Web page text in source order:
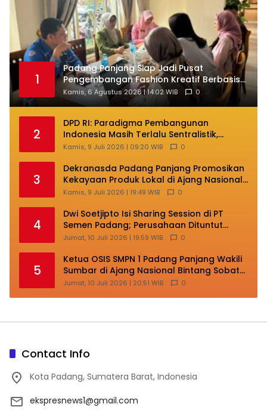
1
Padang Panjang Siap Jadi Pusat
Pengembangan Fashion Kreatif Berbasis
Budaya Lokal
Kamis, 6 Agustus 2026 | 14:02 WIB 0
2
DPD RI: Paradigma Pembangunan
Indonesia Masih Terlalu Sentralistik,
Daerah Kepulauan Kehilangan Ruang
Kamis, 9 Juli 2026 | 09:20 WIB 0
3
Dekranasda Padang Panjang Promosikan
Kekayaan Produk Lokal di Ajang Nasional
Makassar
Kamis, 9 Juli 2026 | 19:49 WIB 0
4
Dwi Soetjipto Isi Sharing Session di PT
Semen Padang; Perusahaan Dituntut
Lakukan Transformasi
Jumat, 10 Juli 2026 | 19:59 WIB 0
5
Ketua OSIS SMPN 1 Padang Panjang Wakili
Sumbar di Ajang Nasional Bintang Sobat
SMP
Jumat, 10 Juli 2026 | 20:51 WIB 0
Contact Info
Kota Padang, Sumatera Barat, Indonesia
ekspresnews1@gmail.com